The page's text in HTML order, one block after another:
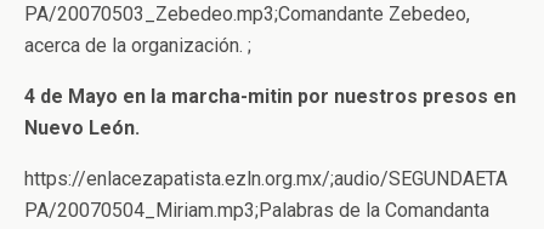
PA/20070503_Zebedeo.mp3;Comandante Zebedeo,
acerca de la organización. ;
4 de Mayo en la marcha-mitin por nuestros presos en
Nuevo León.
https://enlacezapatista.ezln.org.mx/;audio/SEGUNDAETA
PA/20070504_Miriam.mp3;Palabras de la Comandanta